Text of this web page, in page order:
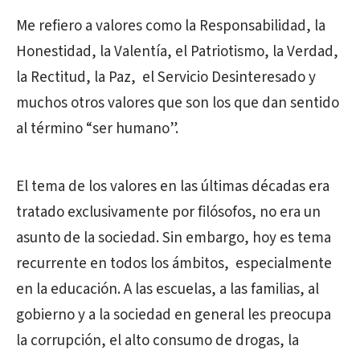
Me refiero a valores como la Responsabilidad, la
Honestidad, la Valentía, el Patriotismo, la Verdad,
la Rectitud, la Paz, el Servicio Desinteresado y
muchos otros valores que son los que dan sentido
al término “ser humano”.
El tema de los valores en las últimas décadas era
tratado exclusivamente por filósofos, no era un
asunto de la sociedad. Sin embargo, hoy es tema
recurrente en todos los ámbitos, especialmente
en la educación. A las escuelas, a las familias, al
gobierno y a la sociedad en general les preocupa
la corrupción, el alto consumo de drogas, la